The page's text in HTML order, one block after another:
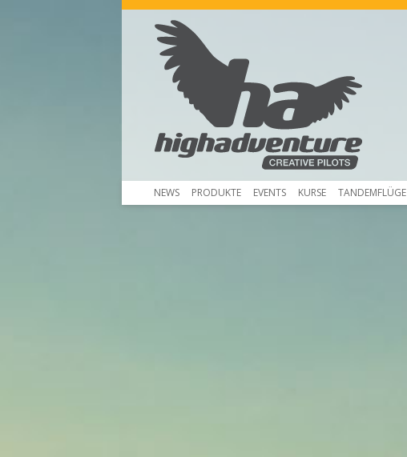
NEWS PRODUKTE EVENTS KURSE TANDEMFLÜGE